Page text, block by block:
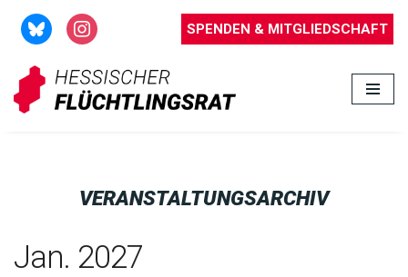
Zum
Inhalt
springen
SPENDEN & MITGLIEDSCHAFT
VERANSTALTUNGSARCHIV
Jan. 2027